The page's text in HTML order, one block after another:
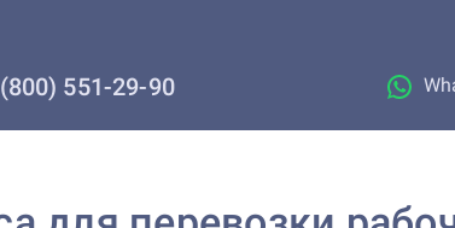
551-29-90